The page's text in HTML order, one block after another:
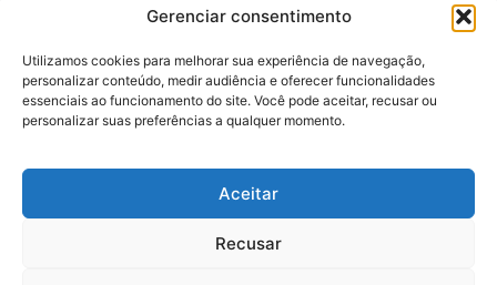
Gerenciar consentimento
Utilizamos cookies para melhorar sua experiência de navegação,
personalizar conteúdo, medir audiência e oferecer funcionalidades
essenciais ao funcionamento do site. Você pode aceitar, recusar ou
personalizar suas preferências a qualquer momento.
Aceitar
Recusar
Política de Privacidade: acesse aqui
contato
E-mail:
contato@newsespiritosanto.com.br
WhatsApp:
Participe do conteúdo do News ES
sugestão de pauta para o nosso e-mail.